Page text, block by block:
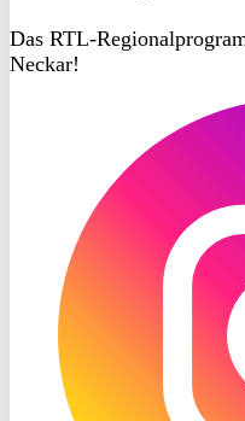
Das RTL-
Neckar!
Instagram